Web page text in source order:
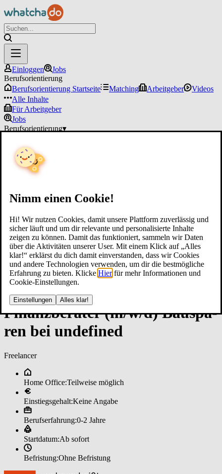
Nimm einen Cookie!
Hi! Wir nutzen Cookies, damit unsere Plattform zuverlässig und
sicher läuft und um dir relevante und personalisierte Inhalte
zeigen zu können. Damit das funktioniert, sammeln wir Daten
über die Aktivitäten unserer User. Mit einem Klick auf „Alles
klar!“ erklärst du dich damit einverstanden, dass wir Cookies
und andere Technologien verwenden, um dir die bestmögliche
Erfahrung zu bieten. Klicke Hier für mehr Informationen und
Cookie-Einstellungen.
Einstellungen Alles klar!
Einloggen
Jobs
Berufsorientierung
Berufsorientierung Startseite
Matching Arbeitgeber
Videos
Alle Inhalte
Für Arbeitgeber
Jobs
Berufsorientierung▾
Fi­nanz­be­ra­ter (m/w/d) Bau­spa­
ren bei un­de­fi­ned
Freelancer
Home Office:Teilweise möglich
Einstiegsgehalt:Keine Angabe
Berufserfahrung:0-2 Jahre
Startdatum:Ab sofort
Befristung:Ohne Befristung